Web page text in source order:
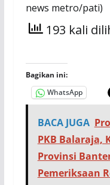
news metro/pati)
193 kali
Bagikan ini:
WhatsApp
BACA JUGA
PKB Balaraja,
Provinsi
Pemeriksaan